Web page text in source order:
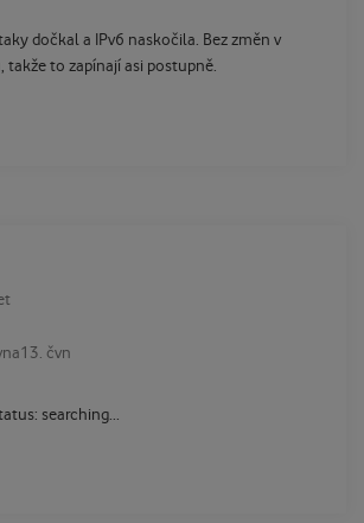
dočkal a IPv6 naskočila. Bez změn v
takže to zapínají asi postupně.
13. čvn
searching...